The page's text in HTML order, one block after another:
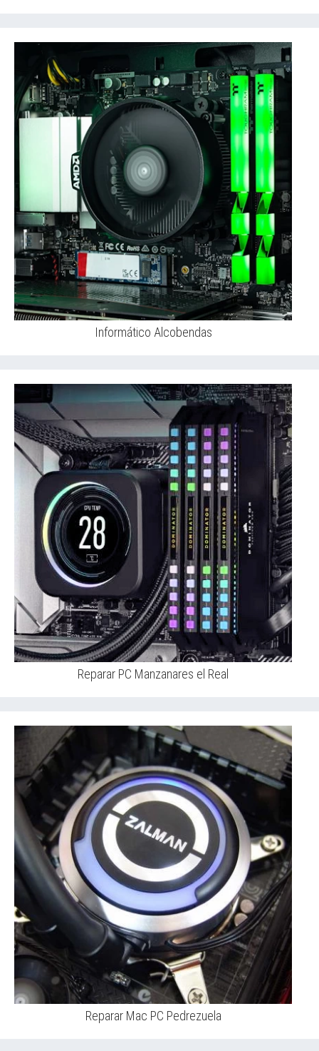
Informático Alcobendas
Reparar PC Manzanares el Real
Reparar Mac PC Pedrezuela